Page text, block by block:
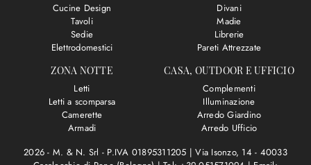
Cucine Design
Tavoli
Sedie
Elettrodomestici
Divani
Madie
Librerie
Pareti Attrezzate
ZONA NOTTE
Letti
Letti a scomparsa
Camerette
Armadi
CASA, OUTDOOR E UFFICIO
Complementi
Illuminazione
Arredo Giardino
Arredo Ufficio
2026 - M. & N. Srl - P.IVA 01895311205 |Via Isonzo, 14 - 40033